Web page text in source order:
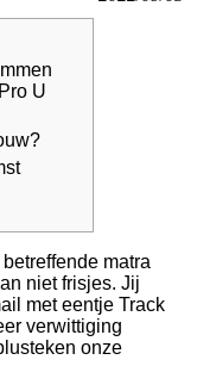
U
matra
niet frisjes. Jij
met eentje Track
verwittiging
onze